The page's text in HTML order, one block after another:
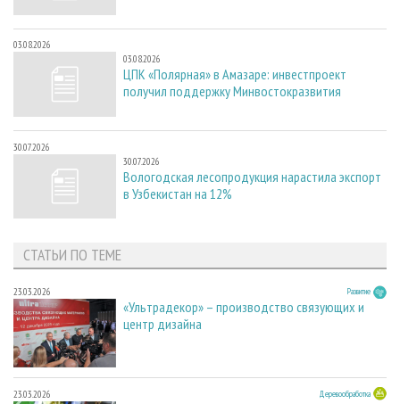
03.08.2026
03.08.2026
ЦПК «Полярная» в Амазаре: инвестпроект
получил поддержку Минвостокразвития
30.07.2026
30.07.2026
Вологодская лесопродукция нарастила экспорт
в Узбекистан на 12%
СТАТЬИ ПО ТЕМЕ
23.03.2026 Развитие
«Ультрадекор» – производство связующих и
центр дизайна
23.03.2026 Деревообработка